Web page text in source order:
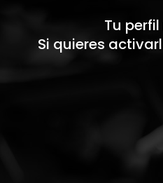
Tu
Si quieres